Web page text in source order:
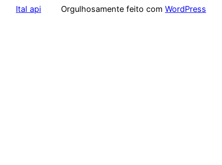
Ital api Orgulhosamente feito com WordPress